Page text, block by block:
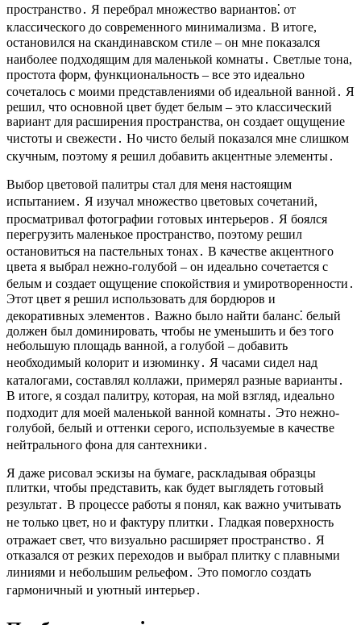
пространство․ Я перебрал множество вариантов⁚ от
классического до современного минимализма․ В итоге,
остановился на скандинавском стиле – он мне показался
наиболее подходящим для маленькой комнаты․ Светлые тона,
простота форм, функциональность – все это идеально
сочеталось с моими представлениями об идеальной ванной․ Я
решил, что основной цвет будет белым – это классический
вариант для расширения пространства, он создает ощущение
чистоты и свежести․ Но чисто белый показался мне слишком
скучным, поэтому я решил добавить акцентные элементы․
Выбор цветовой палитры стал для меня настоящим
испытанием․ Я изучал множество цветовых сочетаний,
просматривал фотографии готовых интерьеров․ Я боялся
перегрузить маленькое пространство, поэтому решил
остановиться на пастельных тонах․ В качестве акцентного
цвета я выбрал нежно-голубой – он идеально сочетается с
белым и создает ощущение спокойствия и умиротворенности․
Этот цвет я решил использовать для бордюров и
декоративных элементов․ Важно было найти баланс⁚ белый
должен был доминировать, чтобы не уменьшить и без того
небольшую площадь ванной, а голубой – добавить
необходимый колорит и изюминку․ Я часами сидел над
каталогами, составлял коллажи, примерял разные варианты․
В итоге, я создал палитру, которая, на мой взгляд, идеально
подходит для моей маленькой ванной комнаты․ Это нежно-
голубой, белый и оттенки серого, используемые в качестве
нейтрального фона для сантехники․
Я даже рисовал эскизы на бумаге, раскладывая образцы
плитки, чтобы представить, как будет выглядеть готовый
результат․ В процессе работы я понял, как важно учитывать
не только цвет, но и фактуру плитки․ Гладкая поверхность
отражает свет, что визуально расширяет пространство․ Я
отказался от резких переходов и выбрал плитку с плавными
линиями и небольшим рельефом․ Это помогло создать
гармоничный и уютный интерьер․